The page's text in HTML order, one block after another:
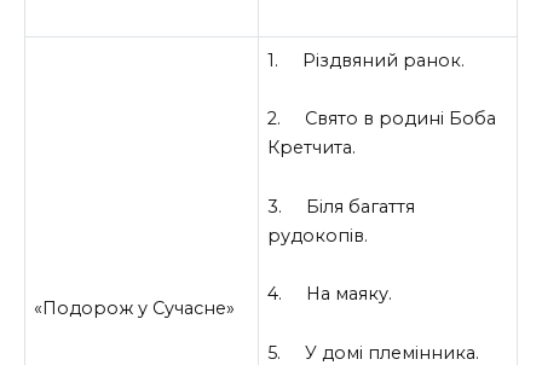
«Подорож у Сучасне»
1. Різдвяний ранок.
2. Свято в родині Боба
Кретчита.
3. Біля багаття
рудокопів.
4. На маяку.
5. У домі племінника.